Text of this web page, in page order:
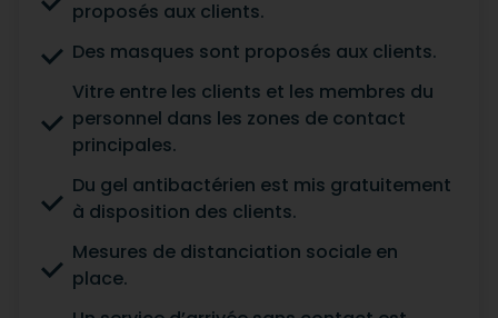
proposés aux clients.
Des masques sont proposés aux clients.
Vitre entre les clients et les membres du
personnel dans les zones de contact
principales.
Du gel antibactérien est mis gratuitement
à disposition des clients.
Mesures de distanciation sociale en
place.